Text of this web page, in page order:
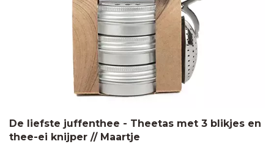
De liefste juffenthee - Theetas met 3 blikjes en
thee-ei knijper // Maartje